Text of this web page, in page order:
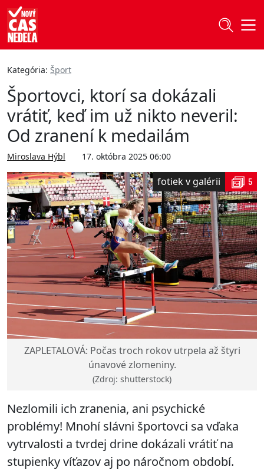
Kategória: Šport
Športovci, ktorí sa dokázali
vrátiť, keď im už nikto neveril:
Od zranení k medailám
Miroslava Hýbl 17. októbra 2025 06:00
fotiek v galérii 5
ZAPLETALOVÁ: Počas troch rokov utrpela až štyri
únavové zlomeniny.
(Zdroj: shutterstock)
Nezlomili ich zranenia, ani psychické
problémy! Mnohí slávni športovci sa vďaka
vytrvalosti a tvrdej drine dokázali vrátiť na
stupienky víťazov aj po náročnom období.